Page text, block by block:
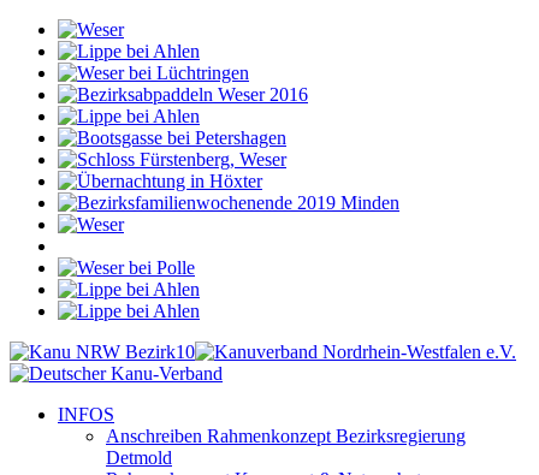
INFOS
Anschreiben Rahmenkonzept Bezirksregierung
Detmold